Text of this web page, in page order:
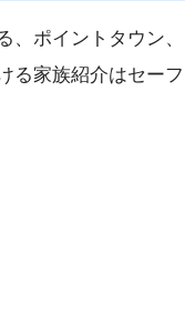
ポイントタウン、
る家族紹介はセーフ